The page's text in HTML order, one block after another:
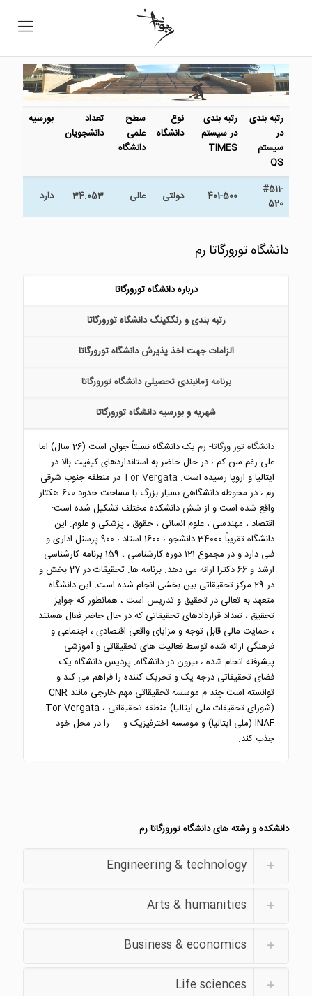
رتبه بندی
در
سیستم
QS
رتبه بندی
در سیستم
TIMES
نوع
دانشگاه
سطح
علمی
دانشگاه
تعداد
دانشجویان
بورسیه
#511-
520
401-500 دولتی عالی 34.053 دارد
دانشگاه تورورگاتا رم
درباره دانشگاه تورورگاتا
رتبه بندی و رنگکینگ دانشگاه تورورگاتا
الزامات جهت اخذ پذیرش دانشگاه تورورگاتا
برنامه زمانبندی تحصیلی دانشگاه تورورگاتا
شهریه و بورسیه دانشگاه تورورگاتا
دانشگاه تور ورگاتا- رم
یک دانشگاه نسبتاً جوان است (26 سال) اما
علی رغم سن کم ، در حال حاضر به استانداردهای کیفیت بالا در
ایتالیا و اروپا رسیده است. Tor Vergata در منطقه جنوب شرقی
رم ، در محوطه دانشگاهی بسیار بزرگ با مساحت حدود 600 هکتار
واقع شده است و از شش دانشکده مختلف تشکیل شده است:
اقتصاد ، مهندسی ، علوم انسانی ، حقوق ، پزشکی و علوم. این
دانشگاه تقریباً 34000 دانشجو ، 1600 استاد ، 900 پرسنل اداری و
فنی دارد و در مجموع 121 دوره كارشناسی ، 159 برنامه كارشناسی
ارشد و 66 دكترا ارائه می دهد. برنامه ها. تحقیقات در 27 بخش و
در 29 مرکز تحقیقاتی بین بخشی انجام شده است. این دانشگاه
متعهد به تعالی در تحقیق و تدریس است ، همانطور که جوایز
تحقیق ، تعداد قراردادهای تحقیقاتی که در حال حاضر فعال هستند
، حمایت مالی قابل توجه و مزایای واقعی اقتصادی ، اجتماعی و
فرهنگی ارائه شده توسط فعالیت های تحقیقاتی و آموزشی
پیشرفته انجام شده ، بیرون در دانشگاه. پردیس دانشگاه یک
فضای تحقیقاتی درجه یک و تحریک کننده را فراهم می کند و
توانسته است چند م موسسه تحقیقاتی مهم خارجی مانند CNR
(شورای تحقیقات ملی ایتالیا) منطقه تحقیقاتی Tor Vergata ،
INAF (ملی ایتالیا) و موسسه اخترفیزیک و ... را در محل خود
جذب کند.
دانشکده و رشته های دانشگاه تورورگاتا رم
Engineering & technology
Arts & humanities
Business & economics
Life sciences